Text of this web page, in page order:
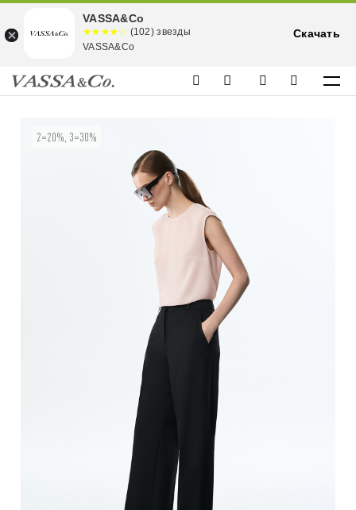
2=20%, 3=30%
VASSA&Co
☆☆☆☆☆
★★★★
★
(102) звезды
VASSA&Co
Скачать